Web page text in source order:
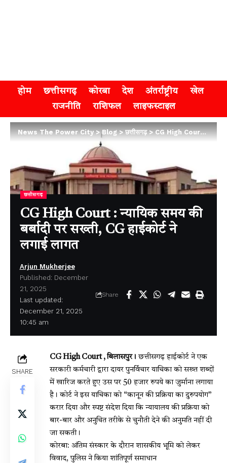
होम छत्तीसगढ़ कोरबा देश अंतर्राष्ट्रीय
खेल
राजनीति
राशिफल लाइफस्टाइल
News The Power City>Blog>छत्तीसगढ़>CG High Court : न्यायिक समय की बर्बादी पर सख्ती, CG हाईकोर्ट ने लगाई लागत
छत्तीसगढ़
CG High Court : न्यायिक समय की
बर्बादी पर सख्ती, CG हाईकोर्ट ने
लगाई लागत
Last updated:
December 21, 2025
10:45 am
Arjun Mukherjee
Published: December
21, 2025
Share
SHARE
CG High Court , बिलासपुर।छत्तीसगढ़ हाईकोर्ट ने एक
सरकारी कर्मचारी द्वारा दायर पुनर्विचार याचिका को सख्त शब्दों
में खारिज करते हुए उस पर 50 हजार रुपये का जुर्माना लगाया
है। कोर्ट ने इस याचिका को “कानून की प्रक्रिया का दुरुपयोग”
करार दिया और स्पष्ट संदेश दिया कि न्यायालय की प्रक्रिया को
बार-बार और अनुचित तरीके से चुनौती देने की अनुमति नहीं दी
जा सकती।
कोरबा: अंतिम संस्कार के दौरान शासकीय भूमि को लेकर
विवाद, पुलिस ने किया शांतिपूर्ण समाधान